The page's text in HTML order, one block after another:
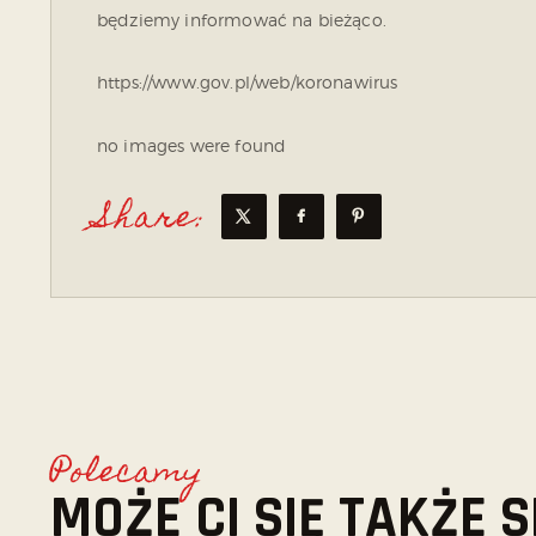
będziemy informować na bieżąco.
https://www.gov.pl/web/koronawirus
no images were found
Share:
Polecamy
MOŻE CI SIĘ TAKŻE